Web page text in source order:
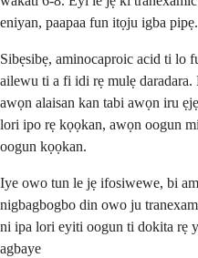
eniyan, paapaa fun itọju igba pipẹ.
Sibẹsibẹ, aminocaproic acid ti lo
ailewu ti a fi idi rẹ mulẹ
awọn alaisan kan tabi awọn iru
lori ipo rẹ kọọkan, awọn oogun
oogun kọọkan.
Iye owo tun le jẹ ifosiwewe, bi
nigbagbogbo din owo ju
ni ipa lori eyiti oogun ti dokita rẹ
agbaye